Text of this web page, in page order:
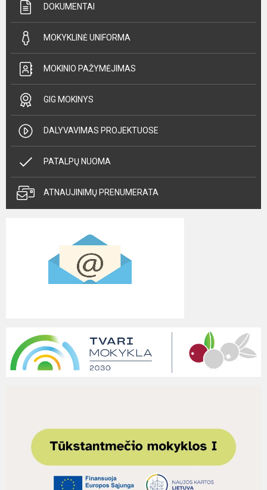
DOKUMENTAI
MOKYKLINĖ UNIFORMA
MOKINIO PAŽYMĖJIMAS
GIG MOKINYS
DALYVAVIMAS PROJEKTUOSE
PATALPŲ NUOMA
ATNAUJINIMŲ PRENUMERATA